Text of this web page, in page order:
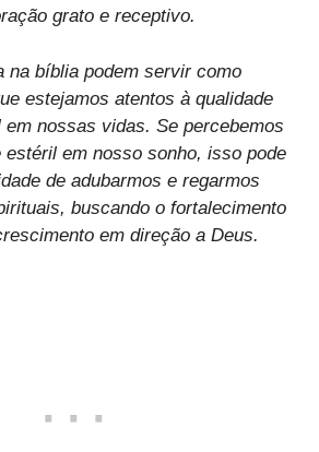
grato e receptivo.
na bíblia podem servir como
estejamos atentos à qualidade
nossas vidas. Se percebemos
em nosso sonho, isso pode
de adubarmos e regarmos
buscando o fortalecimento
em direção a Deus.